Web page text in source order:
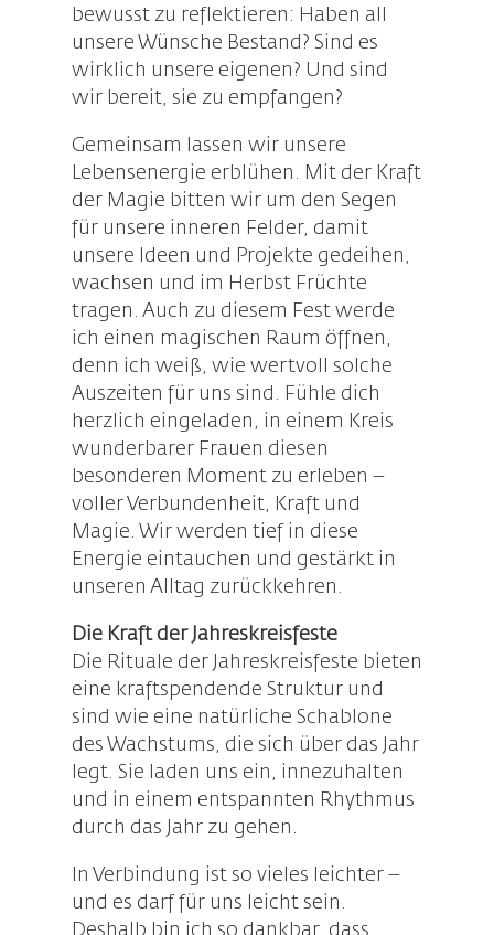
bewusst zu reflektieren: Haben all
unsere Wünsche Bestand? Sind es
wirklich unsere eigenen? Und sind
wir bereit, sie zu empfangen?
Gemeinsam lassen wir unsere
Lebensenergie erblühen. Mit der Kraft
der Magie bitten wir um den Segen
für unsere inneren Felder, damit
unsere Ideen und Projekte gedeihen,
wachsen und im Herbst Früchte
tragen. Auch zu diesem Fest werde
ich einen magischen Raum öffnen,
denn ich weiß, wie wertvoll solche
Auszeiten für uns sind. Fühle dich
herzlich eingeladen, in einem Kreis
wunderbarer Frauen diesen
besonderen Moment zu erleben –
voller Verbundenheit, Kraft und
Magie. Wir werden tief in diese
Energie eintauchen und gestärkt in
unseren Alltag zurückkehren.
Die Kraft der Jahreskreisfeste
Die Rituale der Jahreskreisfeste bieten
eine kraftspendende Struktur und
sind wie eine natürliche Schablone
des Wachstums, die sich über das Jahr
legt. Sie laden uns ein, innezuhalten
und in einem entspannten Rhythmus
durch das Jahr zu gehen.
In Verbindung ist so vieles leichter –
und es darf für uns leicht sein.
Deshalb bin ich so dankbar, dass